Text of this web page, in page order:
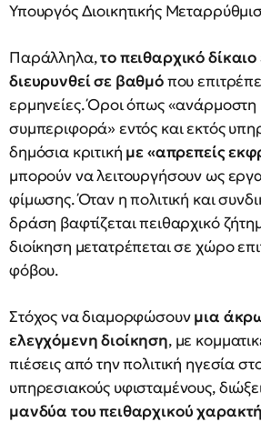
Υπουργός Διοικητικής
Παράλληλα,το πειθαρχικό δίκαιο
διευρυνθεί σε βαθμόπου
ερμηνείες. Όροι όπως «ανάρμοστη
συμπεριφορά» εντός και εκτός
δημόσια κριτική με «απρεπείς
μπορούν να λειτουργήσουν ως
φίμωσης. Όταν η πολιτική και
δράση βαφτίζεται πειθαρχικό
διοίκηση μετατρέπεται σε χώρο
φόβου.
Στόχος να διαμορφώσουνμια
ελεγχόμενη διοίκηση, με
πιέσεις από την πολιτική ηγεσία
υπηρεσιακούς υφισταμένους,
μανδύα του πειθαρχικού